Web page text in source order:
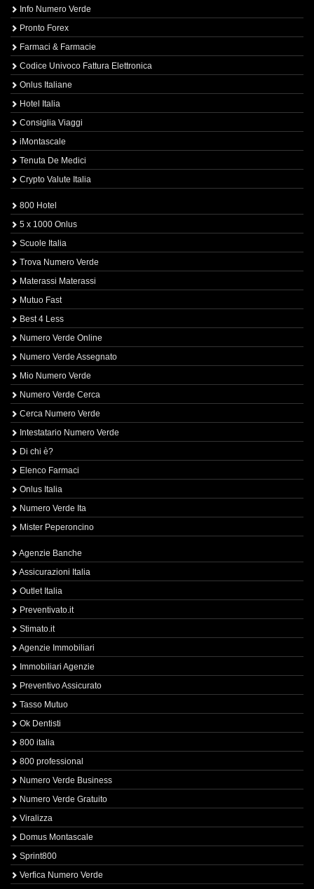
Info Numero Verde
Pronto Forex
Farmaci & Farmacie
Codice Univoco Fattura Elettronica
Onlus Italiane
Hotel Italia
Consiglia Viaggi
iMontascale
Tenuta De Medici
Crypto Valute Italia
800 Hotel
5 x 1000 Onlus
Scuole Italia
Trova Numero Verde
Materassi Materassi
Mutuo Fast
Best 4 Less
Numero Verde Online
Numero Verde Assegnato
Mio Numero Verde
Numero Verde Cerca
Cerca Numero Verde
Intestatario Numero Verde
Di chi è?
Elenco Farmaci
Onlus Italia
Numero Verde Ita
Mister Peperoncino
Agenzie Banche
Assicurazioni Italia
Outlet Italia
Preventivato.it
Stimato.it
Agenzie Immobiliari
Immobiliari Agenzie
Preventivo Assicurato
Tasso Mutuo
Ok Dentisti
800 italia
800 professional
Numero Verde Business
Numero Verde Gratuito
Viralizza
Domus Montascale
Sprint800
Verfica Numero Verde